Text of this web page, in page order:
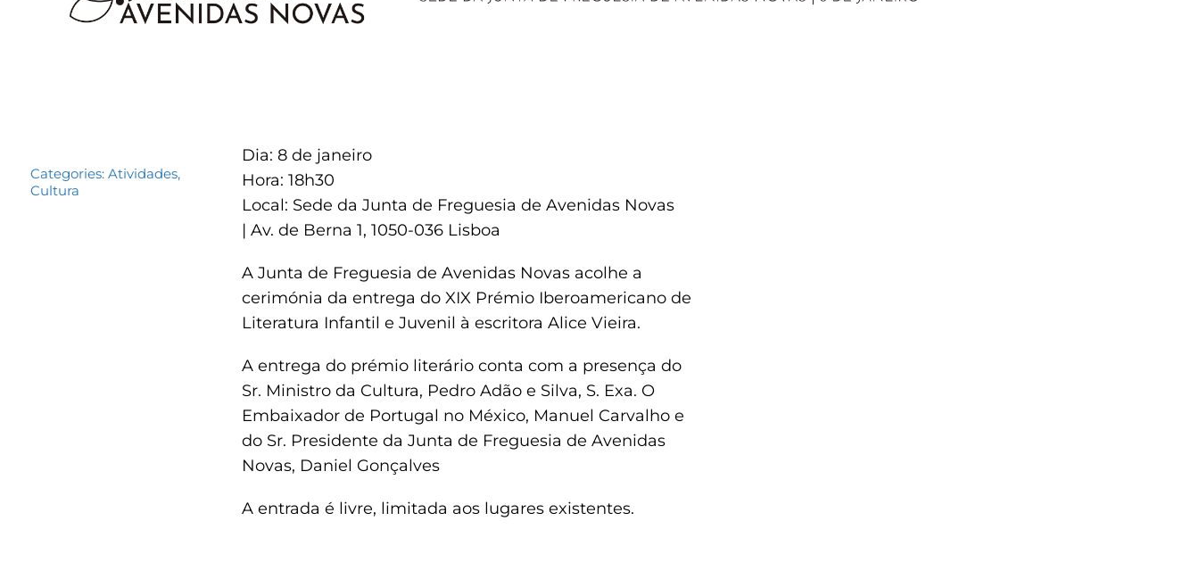
Categories:Atividades,
Cultura
Dia: 8 de janeiro
Hora: 18h30
Local: Sede da Junta de Freguesia de Avenidas Novas
| Av. de Berna 1, 1050-036 Lisboa
A Junta de Freguesia de Avenidas Novas acolhe a
cerimónia da entrega do XIX Prémio Iberoamericano de
Literatura Infantil e Juvenil à escritora Alice Vieira.
A entrega do prémio literário conta com a presença do
Sr. Ministro da Cultura, Pedro Adão e Silva, S. Exa. O
Embaixador de Portugal no México, Manuel Carvalho e
do Sr. Presidente da Junta de Freguesia de Avenidas
Novas, Daniel Gonçalves
A entrada é livre, limitada aos lugares existentes.